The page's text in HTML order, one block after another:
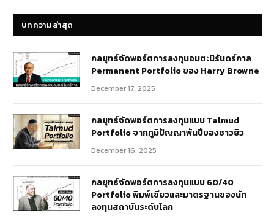
บทความล่าสุด
กลยุทธ์​จัดพอร์ตการลงทุนอมตะนิรันดร์กาล
Permanent Portfolio ของ Harry Browne
December 17, 2025
กลยุทธ์จัดพอร์ตการลงทุนแบบ Talmud
Portfolio จากภูมิปัญญาพันปีของชาวยิว
December 16, 2025
กลยุทธ์จัดพอร์ตการลงทุนแบบ 60/40
Portfolio พิมพ์เขียวและมาตรฐานของนัก
ลงทุนสถาบันระดับโลก